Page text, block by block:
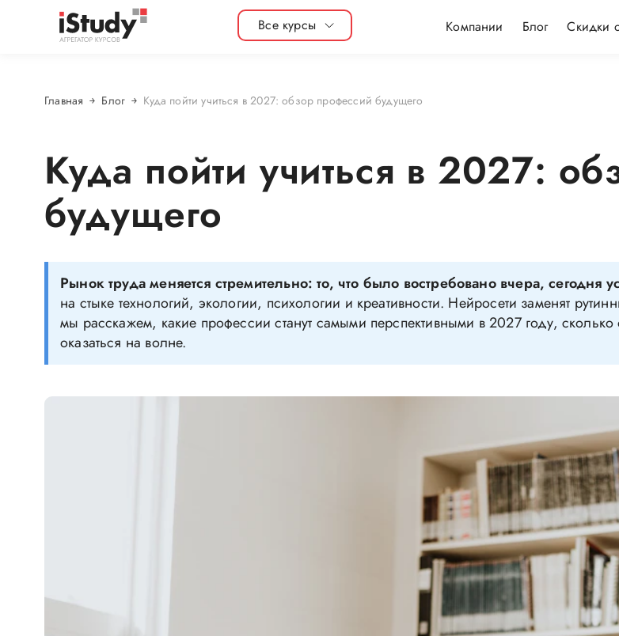
Все курсы Компании Блог Скидки
Главная Блог Куда пойти учиться в 2027: обзор профессий будущего
Куда пойти учиться в 2027:
будущего
Рынок труда меняется стремительно: то, что было востребовано вчера, сегодня
на стыке технологий, экологии, психологии и креативности. Нейросети заменят
мы расскажем, какие профессии станут самыми перспективными в 2027 году,
оказаться на волне.